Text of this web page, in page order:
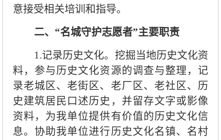
意接受相关培训和指导。
二、“名城守护志愿者”主要职责
1.记录历史文化。挖掘当地历史文化资
料，参与历史文化资源的调查与整理，记
录老城区、老街区、老厂区、老社区、历
史建筑居民口述历史，并留存文字或影像
资料，为我单位提供有价值的历史文化信
息。协助我单位进行历史文化名镇、名村